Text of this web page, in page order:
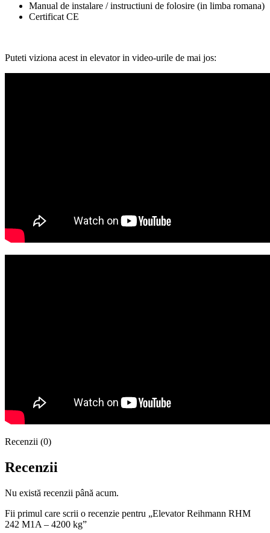
Manual de instalare / instructiuni de folosire (in limba romana)
Certificat CE
Puteti viziona acest in elevator in video-urile de mai jos:
Recenzii (0)
Recenzii
Nu există recenzii până acum.
Fii primul care scrii o recenzie pentru „Elevator Reihmann RHM
242 M1A – 4200 kg”